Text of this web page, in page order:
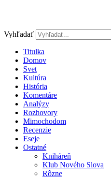
Vyhľadať
Titulka
Domov
Svet
Kultúra
História
Komentáre
Analýzy
Rozhovory
Mimochodom
Recenzie
Eseje
Ostatné
Kniháreň
Klub Nového Slova
Rôzne